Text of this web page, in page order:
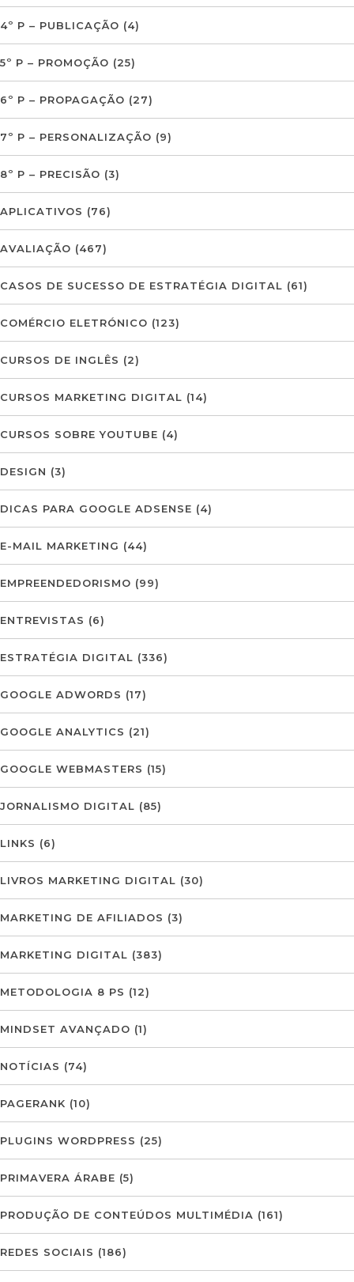
4º P – PUBLICAÇÃO (4)
5º P – PROMOÇÃO (25)
6º P – PROPAGAÇÃO (27)
7º P – PERSONALIZAÇÃO (9)
8º P – PRECISÃO (3)
APLICATIVOS (76)
AVALIAÇÃO (467)
CASOS DE SUCESSO DE ESTRATÉGIA DIGITAL (61)
COMÉRCIO ELETRÓNICO (123)
CURSOS DE INGLÊS (2)
CURSOS MARKETING DIGITAL (14)
CURSOS SOBRE YOUTUBE (4)
DESIGN (3)
DICAS PARA GOOGLE ADSENSE (4)
E-MAIL MARKETING (44)
EMPREENDEDORISMO (99)
ENTREVISTAS (6)
ESTRATÉGIA DIGITAL (336)
GOOGLE ADWORDS (17)
GOOGLE ANALYTICS (21)
GOOGLE WEBMASTERS (15)
JORNALISMO DIGITAL (85)
LINKS (6)
LIVROS MARKETING DIGITAL (30)
MARKETING DE AFILIADOS (3)
MARKETING DIGITAL (383)
METODOLOGIA 8 PS (12)
MINDSET AVANÇADO (1)
NOTÍCIAS (74)
PAGERANK (10)
PLUGINS WORDPRESS (25)
PRIMAVERA ÁRABE (5)
PRODUÇÃO DE CONTEÚDOS MULTIMÉDIA (161)
REDES SOCIAIS (186)